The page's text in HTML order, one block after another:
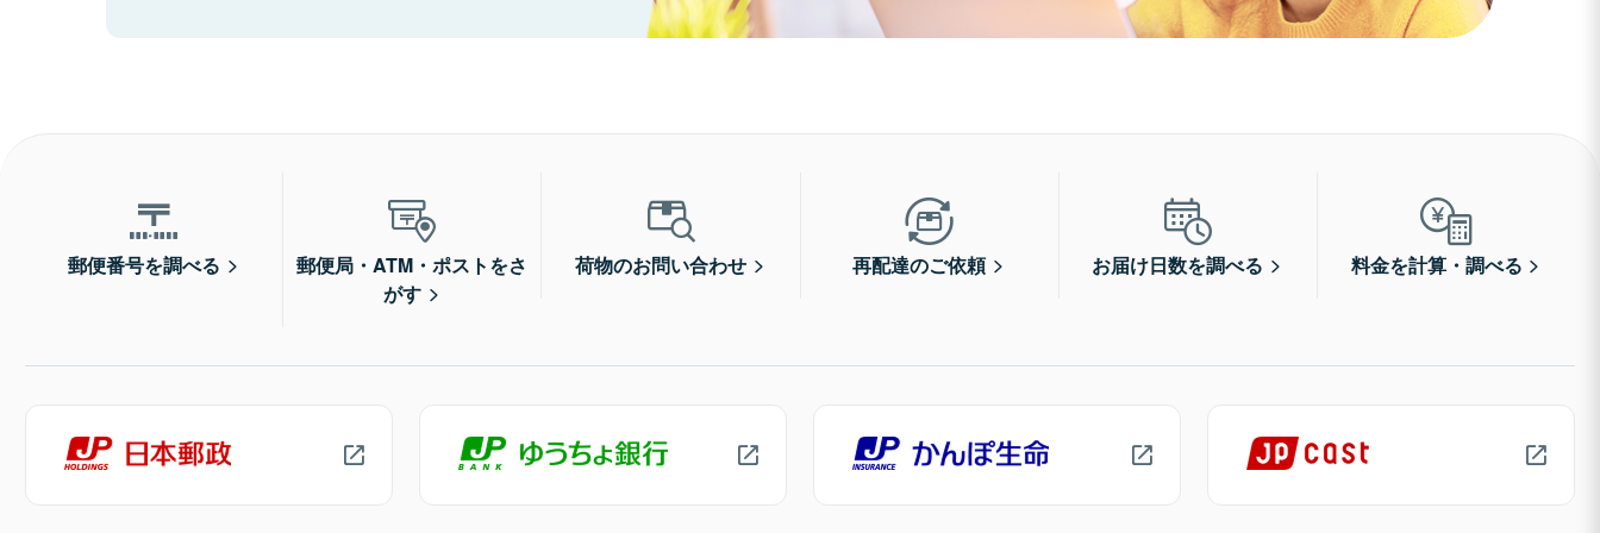
郵便番号を調べる
郵便局・ATM・ポストをさ
がす
荷物のお問い合わせ 再配達のご依頼 お届け日数を調べる 料金を計算・調べる